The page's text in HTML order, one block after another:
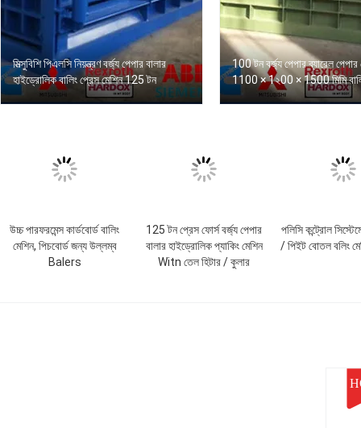
মিত্সুবিশি পিএলসি নিয়ন্ত্রণ বর্জ্য পেপার বালার
হাইড্রোলিক বালিং প্রেস মেশিন 125 টন
100 টন বর্জ্য পেপার ব্যারেল পেপার
1100 × 1২00 × 1500 মিমি
উচ্চ পারফরমেন্স কার্ডবোর্ড বালিং
মেশিন, পিচবোর্ড জন্য উল্লম্ব
Balers
125 টন প্রেস ফোর্স বর্জ্য পেপার
বালার হাইড্রোলিক প্যাকিং মেশিন
Witn তেল হিটার / কুলার
পলিসি কন্ট্রোল
/ পিইট বোতল বলিং